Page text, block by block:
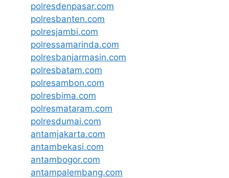
polresdenpasar.com
polresbanten.com
polresjambi.com
polressamarinda.com
polresbanjarmasin.com
polresbatam.com
polresambon.com
polresbima.com
polresmataram.com
polresdumai.com
antamjakarta.com
antambekasi.com
antambogor.com
antampalembang.com